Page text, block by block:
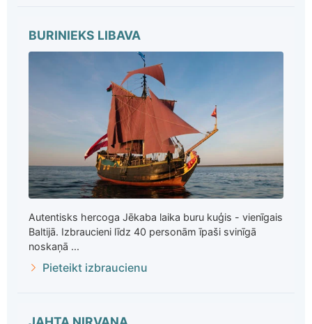
BURINIEKS LIBAVA
Autentisks hercoga Jēkaba laika buru kuģis - vienīgais
Baltijā. Izbraucieni līdz 40 personām īpaši svinīgā
noskaņā ...
Pieteikt izbraucienu